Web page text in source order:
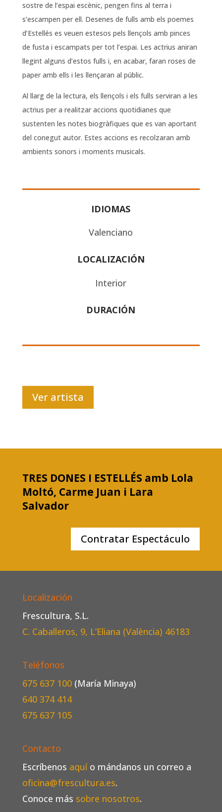
sostre de l’espai escènic, pengen fins al terra i
s’escampen per ell. Desenes de fulls amb els poemes
d’Estellés es veuen estesos pels llençols amb pinces
de fusta i escampats per tot l’espai. Les actrius aniran
llegint alguns d’estos fulls i, en acabar, faran roses de
paper amb ells i les llençaran al públic.
Al llarg de la lectura, els llençols i els fulls serviran a les
actrius per a realitzar accions quotidianes que
sustenten les notes biogràfiques que es van aportant
del conegut autor. Estes accions es recolzaran amb
ambients sonors i moments musicals.
IDIOMAS
Valenciano
LOCALIZACIÓN
Interior
DURACIÓN
Ver artista
TRES DONES I ESTELLÉS amb Lola
Moltó, Carme Juan i Lara
Salvador
Contratar Espectáculo
Localización
Frescultura, S.L.
C. Caballeros, 9, L’Eliana (València) 46183
Teléfonos
675 637 100 (María Minaya)
640 374 414
675 637 105
Contacto
Escríbenos aquío mándanos un correo a
oficina@frescultura.es.
Conoce más sobre nosotros.